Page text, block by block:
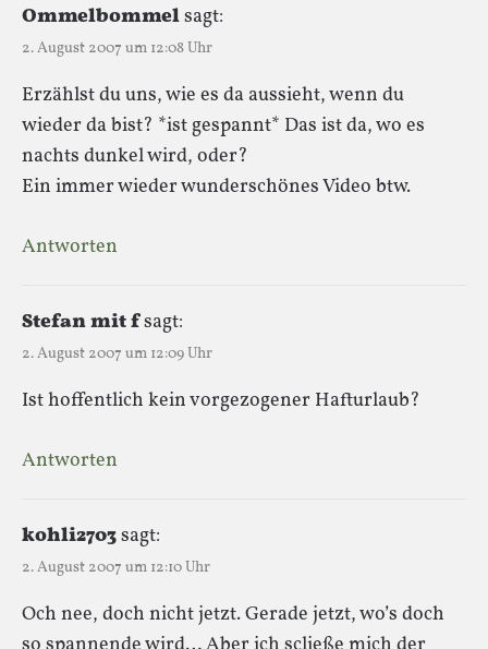
Ommelbommelsagt:
2. August 2007 um 12:08 Uhr
Erzählst du uns, wie es da aussieht, wenn du
wieder da bist? *ist gespannt* Das ist da, wo es
nachts dunkel wird, oder?
Ein immer wieder wunderschönes Video btw.
Antworten
Stefan mit fsagt:
2. August 2007 um 12:09 Uhr
Ist hoffentlich kein vorgezogener Hafturlaub?
Antworten
kohli2703sagt:
2. August 2007 um 12:10 Uhr
Och nee, doch nicht jetzt. Gerade jetzt, wo’s doch